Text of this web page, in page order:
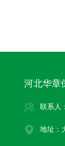
河北华章
联系人
地址：